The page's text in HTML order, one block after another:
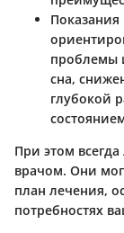
проблемы
сна,
глубокой
При этом
врачом. Они
план лечения,
потребностях